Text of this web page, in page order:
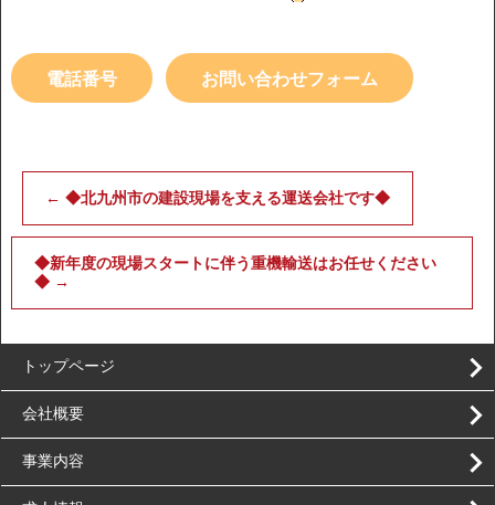
電話番号 お問い合わせフォーム
← ◆北九州市の建設現場を支える運送会社です◆
◆新年度の現場スタートに伴う重機輸送はお任せください
◆ →
トップページ
会社概要
事業内容